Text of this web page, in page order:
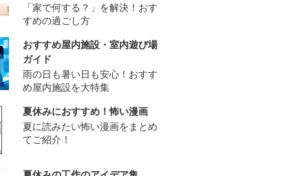
「家で何する？」を解決！おす
すめの過ごし方
おすすめ屋内施設・室内遊び場
ガイド
雨の日も暑い日も安心！おすす
め屋内施設を大特集
夏休みにおすすめ！怖い漫画
夏に読みたい怖い漫画をまとめ
てご紹介！